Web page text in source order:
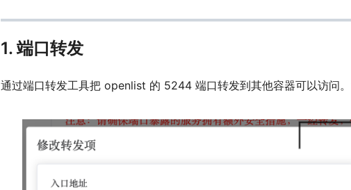
1. 端口转发
通过端口转发工具把 openlist 的 5244 端口转发到其他容器可以访问